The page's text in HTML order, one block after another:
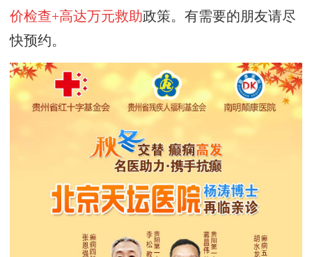
价检查+高达万元救助政策。有需要的朋友请尽
快预约。